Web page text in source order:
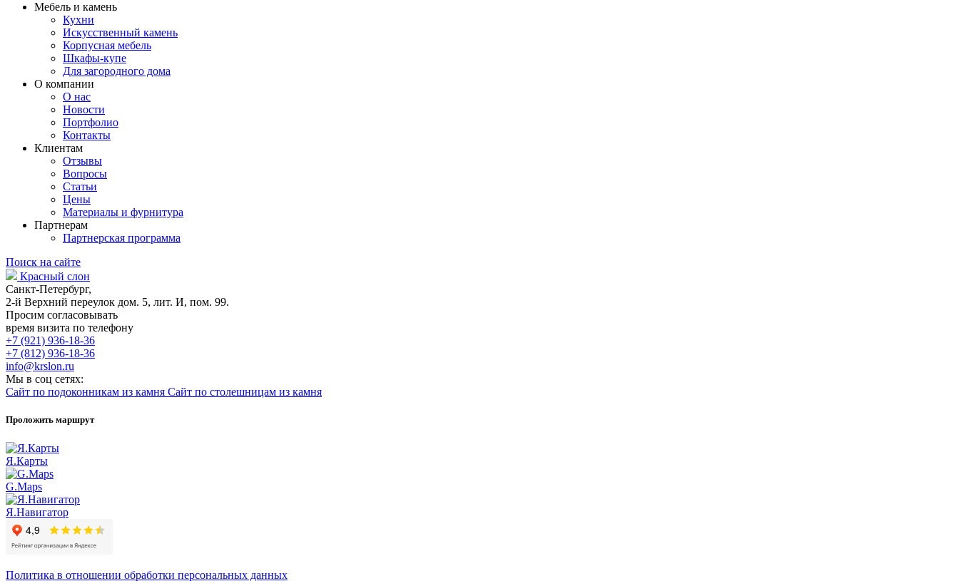
Мебель и камень
Кухни
Искусственный камень
Корпусная мебель
Шкафы-купе
Для загородного дома
О компании
О нас
Новости
Портфолио
Контакты
Клиентам
Отзывы
Вопросы
Статьи
Цены
Материалы и фурнитура
Партнерам
Партнерская программа
Поиск на сайте
Красный слон
Санкт-Петербург,
2-й Верхний переулок дом. 5, лит. И, пом. 99.
Просим согласовывать
время визита по телефону
+7 (921) 936-18-36
+7 (812) 936-18-36
info@krslon.ru
Мы в соц сетях:
Сайт по подоконникам из камня Сайт по столешницам из камня
Проложить маршрут
Я.Карты
G.Maps
Я.Навигатор
Политика в отношении обработки персональных данных